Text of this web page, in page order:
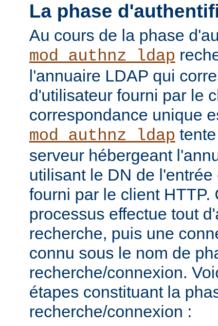
La phase
Au cours de la phase
mod_authnz_ldap
l'annuaire LDAP qui
d'utilisateur fourni par le
correspondance unique
mod_authnz_ldap
serveur hébergeant
utilisant le DN de
fourni par le client HTTP.
processus effectue tout
recherche, puis une
connu sous le nom de
recherche/connexion.
étapes constituant la
recherche/connexion :